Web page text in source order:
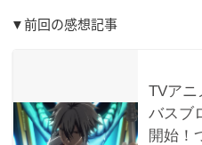
▼前回の感想記事